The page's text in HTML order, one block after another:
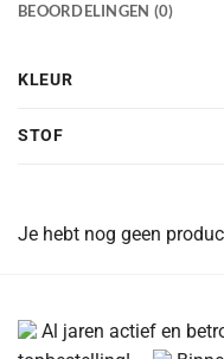
BEOORDELINGEN (0)
KLEUR
STOF
Je hebt nog geen
Al jaren actief en